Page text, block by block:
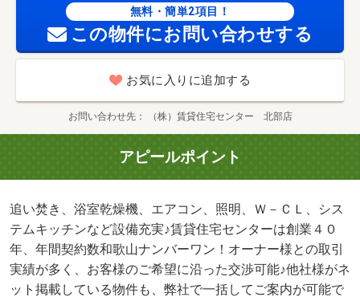
無料・簡単2項目！
この物件にお問い合わせする
お気に入りに追加する
お問い合わせ先 （株）賃貸住宅センター 北部店
アピールポイント
追い焚き、浴室乾燥機、エアコン、照明、Ｗ－ＣＬ、シス
テムキッチンなど設備充実♪賃貸住宅センターは創業４０
年、年間契約数和歌山ナンバーワン！オーナー様との取引
実績が多く、お客様のご希望に沿った交渉可能♪他社様がネ
ット掲載している物件も、弊社で一括してご案内が可能で